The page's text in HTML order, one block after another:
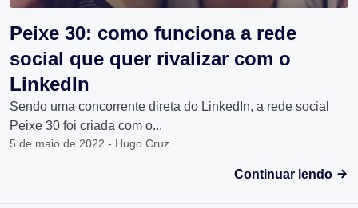
Peixe 30: como funciona a rede
social que quer rivalizar com o
LinkedIn
Sendo uma concorrente direta do LinkedIn, a rede social
Peixe 30 foi criada com o...
5 de maio de 2022 - Hugo Cruz
Continuar lendo